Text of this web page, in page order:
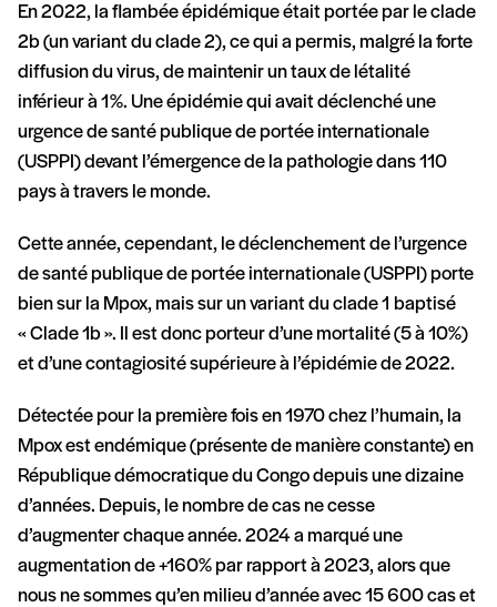
En 2022, la flambée épidémique était portée par le clade
2b (un variant du clade 2), ce qui a permis, malgré la forte
diffusion du virus, de maintenir un taux de létalité
inférieur à 1%. Une épidémie qui avait déclenché une
urgence de santé publique de portée internationale
(USPPI) devant l’émergence de la pathologie dans 110
pays à travers le monde.
Cette année, cependant, le déclenchement de l’urgence
de santé publique de portée internationale (USPPI) porte
bien sur la Mpox, mais sur un variant du clade 1 baptisé
« Clade 1b ». Il est donc porteur d’une mortalité (5 à 10%)
et d’une contagiosité supérieure à l’épidémie de 2022.
Détectée pour la première fois en 1970 chez l’humain, la
Mpox est endémique (présente de manière constante) en
République démocratique du Congo depuis une dizaine
d’années. Depuis, le nombre de cas ne cesse
d’augmenter chaque année. 2024 a marqué une
augmentation de +160% par rapport à 2023, alors que
nous ne sommes qu’en milieu d’année avec 15 600 cas et